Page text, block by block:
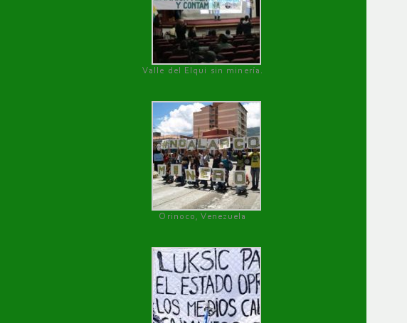
Valle del Elqui sin minería.
Orinoco, Venezuela